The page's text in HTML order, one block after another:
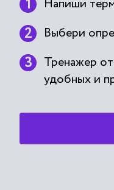
Напиши
Выбери
Тренажер
удобных и